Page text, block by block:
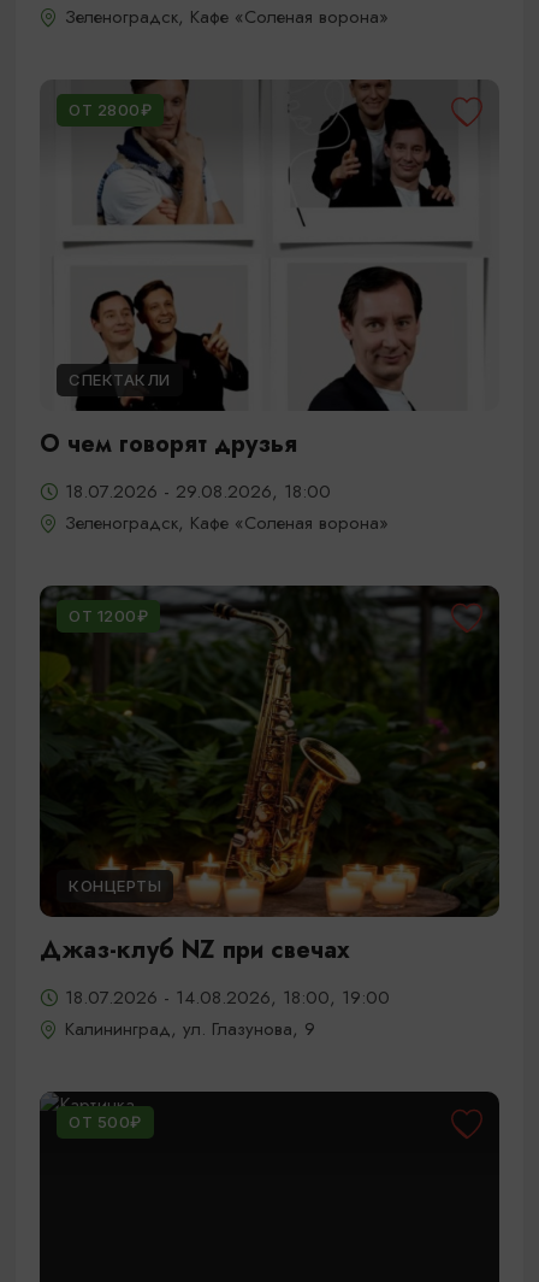
Зеленоградск, Кафе «Соленая ворона»
ОТ 2800₽
СПЕКТАКЛИ
О чем говорят друзья
18.07.2026 - 29.08.2026, 18:00
Зеленоградск, Кафе «Соленая ворона»
ОТ 1200₽
КОНЦЕРТЫ
Джаз-клуб NZ при свечах
18.07.2026 - 14.08.2026, 18:00, 19:00
Калининград, ул. Глазунова, 9
ОТ 500₽